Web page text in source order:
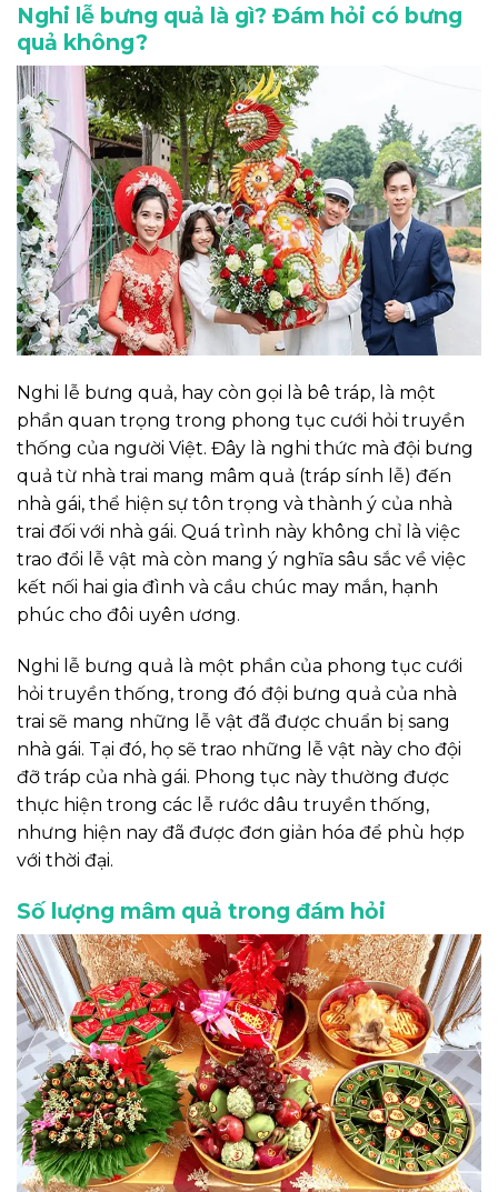
Nghi lễ bưng quả là gì? Đám hỏi có bưng
quả không?
Nghi lễ bưng quả, hay còn gọi là bê tráp, là một
phần quan trọng trong phong tục cưới hỏi truyền
thống của người Việt. Đây là nghi thức mà đội bưng
quả từ nhà trai mang mâm quả (tráp sính lễ) đến
nhà gái, thể hiện sự tôn trọng và thành ý của nhà
trai đối với nhà gái. Quá trình này không chỉ là việc
trao đổi lễ vật mà còn mang ý nghĩa sâu sắc về việc
kết nối hai gia đình và cầu chúc may mắn, hạnh
phúc cho đôi uyên ương.
Nghi lễ bưng quả là một phần của phong tục cưới
hỏi truyền thống, trong đó đội bưng quả của nhà
trai sẽ mang những lễ vật đã được chuẩn bị sang
nhà gái. Tại đó, họ sẽ trao những lễ vật này cho đội
đỡ tráp của nhà gái. Phong tục này thường được
thực hiện trong các lễ rước dâu truyền thống,
nhưng hiện nay đã được đơn giản hóa để phù hợp
với thời đại.
Số lượng mâm quả trong đám hỏi